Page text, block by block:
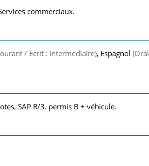
commerciaux.
/ Ecrit : intermédiaire), Espagnol (Oral
SAP R/3. permis B + véhicule.